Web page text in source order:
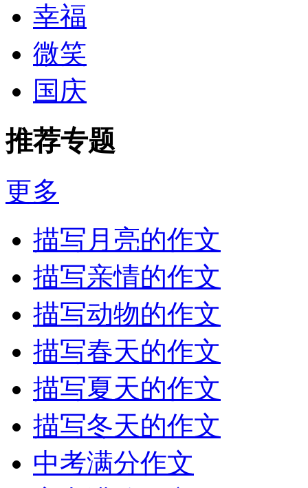
幸福
微笑
国庆
推荐专题
更多
描写月亮的作文
描写亲情的作文
描写动物的作文
描写春天的作文
描写夏天的作文
描写冬天的作文
中考满分作文